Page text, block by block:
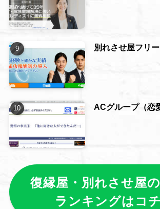
別れさせ屋フリ
ACグループ（恋
復縁屋・別れさせ屋
ランキングはコ